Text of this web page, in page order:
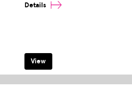
Details
View